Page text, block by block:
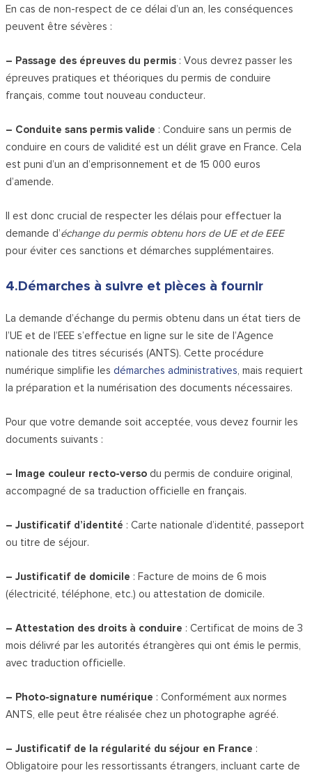
En cas de non-respect de ce délai d’un an, les conséquences
peuvent être sévères :
– Passage des épreuves du permis : Vous devrez passer les
épreuves pratiques et théoriques du permis de conduire
français, comme tout nouveau conducteur.
– Conduite sans permis valide : Conduire sans un permis de
conduire en cours de validité est un délit grave en France. Cela
est puni d’un an d’emprisonnement et de 15 000 euros
d’amende.
Il est donc crucial de respecter les délais pour effectuer la
demande d’échange du permis obtenu hors de UE et de EEE
pour éviter ces sanctions et démarches supplémentaires.
4.Démarches à suivre et pièces à fournir
La demande d’échange du permis obtenu dans un état tiers de
l’UE et de l’EEE s’effectue en ligne sur le site de l’Agence
nationale des titres sécurisés (ANTS). Cette procédure
numérique simplifie les démarches administratives, mais requiert
la préparation et la numérisation des documents nécessaires.
Pour que votre demande soit acceptée, vous devez fournir les
documents suivants :
– Image couleur recto-verso du permis de conduire original,
accompagné de sa traduction officielle en français.
– Justificatif d’identité : Carte nationale d’identité, passeport
ou titre de séjour.
– Justificatif de domicile : Facture de moins de 6 mois
(électricité, téléphone, etc.) ou attestation de domicile.
– Attestation des droits à conduire : Certificat de moins de 3
mois délivré par les autorités étrangères qui ont émis le permis,
avec traduction officielle.
– Photo-signature numérique : Conformément aux normes
ANTS, elle peut être réalisée chez un photographe agréé.
– Justificatif de la régularité du séjour en France :
Obligatoire pour les ressortissants étrangers, incluant carte de